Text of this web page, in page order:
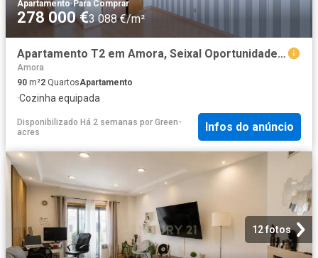
Apartamento·Para Comprar
278 000 €3 088 €/m²
Apartamento T2 em Amora, Seixal Oportunidade Única! 90m² Amora
Amora
90 m²2 QuartosApartamento
·Cozinha equipada
Disponibilizado Há 2 semanas por Green-
acres
Infos do anúncio
12 fotos